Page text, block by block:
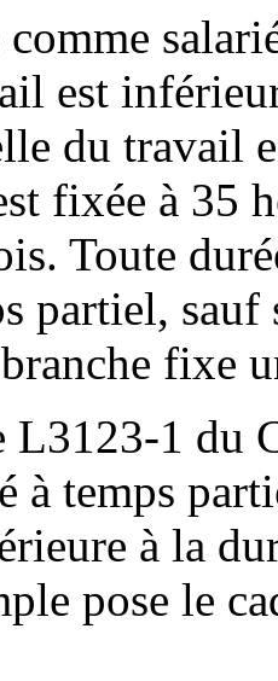
est
du travail
fixée à 35
Toute
partiel,
fixe
L3123-1 du
à temps
à la
pose le